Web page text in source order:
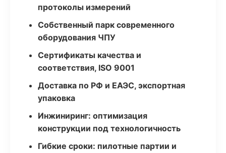
протоколы измерений
Собственный парк современного
оборудования ЧПУ
Сертификаты качества и
соответствия, ISO 9001
Доставка по РФ и ЕАЭС, экспортная
упаковка
Инжиниринг: оптимизация
конструкции под технологичность
Гибкие сроки: пилотные партии и